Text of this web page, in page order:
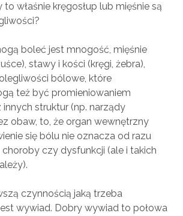
to właśnie kręgosłup lub mięśnie są
boleć jest mnogość, mięśnie
stawy i kości (kręgi, żebra),
bólowe, które
też być promieniowaniem
struktur (np. narządy
obaw, to, że organ wewnętrzny
się bólu nie oznacza od razu
choroby czy dysfunkcji (ale i takich
czynnością jaką trzeba
wywiad. Dobry wywiad to połowa